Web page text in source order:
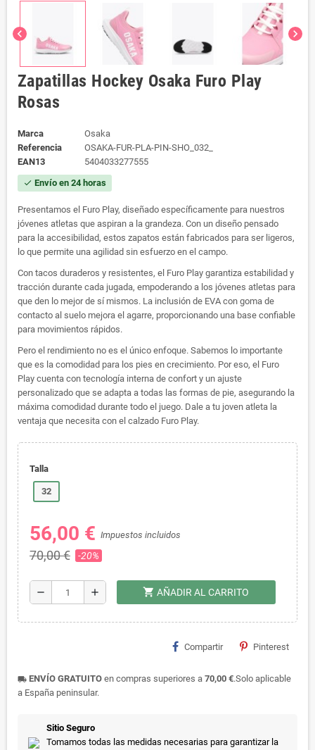
chevron_left chevron_right
Zapatillas Hockey Osaka Furo Play
Rosas
Marca
Osaka
Referencia
OSAKA-FUR-PLA-PIN-SHO_032_
EAN13
5404033277555
check Envío en 24 horas
Presentamos el Furo Play, diseñado específicamente para nuestros
jóvenes atletas que aspiran a la grandeza. Con un diseño pensado
para la accesibilidad, estos zapatos están fabricados para ser ligeros,
lo que permite una agilidad sin esfuerzo en el campo.
Con tacos duraderos y resistentes, el Furo Play garantiza estabilidad y
tracción durante cada jugada, empoderando a los jóvenes atletas para
que den lo mejor de sí mismos. La inclusión de EVA con goma de
contacto al suelo mejora el agarre, proporcionando una base confiable
para movimientos rápidos.
Pero el rendimiento no es el único enfoque. Sabemos lo importante
que es la comodidad para los pies en crecimiento. Por eso, el Furo
Play cuenta con tecnología interna de confort y un ajuste
personalizado que se adapta a todas las formas de pie, asegurando la
máxima comodidad durante todo el juego. Dale a tu joven atleta la
ventaja que necesita con el calzado Furo Play.
Talla
32
56,00 € Impuestos incluidos
70,00 € -20%
remove add shopping_cart AÑADIR AL CARRITO
Compartir Pinterest
local_shipping ENVÍO GRATUITO en compras superiores a 70,00 €.Solo aplicable
a España peninsular.
Sitio Seguro
Tomamos todas las medidas necesarias para garantizar la